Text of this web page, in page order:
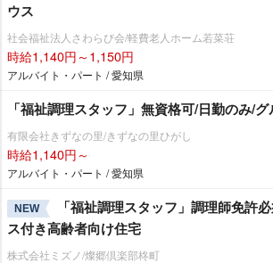
ウス
社会福祉法人さわらび会/軽費老人ホーム若菜荘
時給1,140円～1,150円
アルバイト・パート / 愛知県
「福祉調理スタッフ」無資格可/日勤のみ/
有限会社きずなの里/きずなの里ひがし
時給1,140円～
アルバイト・パート / 愛知県
NEW
「福祉調理スタッフ」調理師免許
ス付き高齢者向け住宅
株式会社ミズノ/燦郷倶楽部柊町